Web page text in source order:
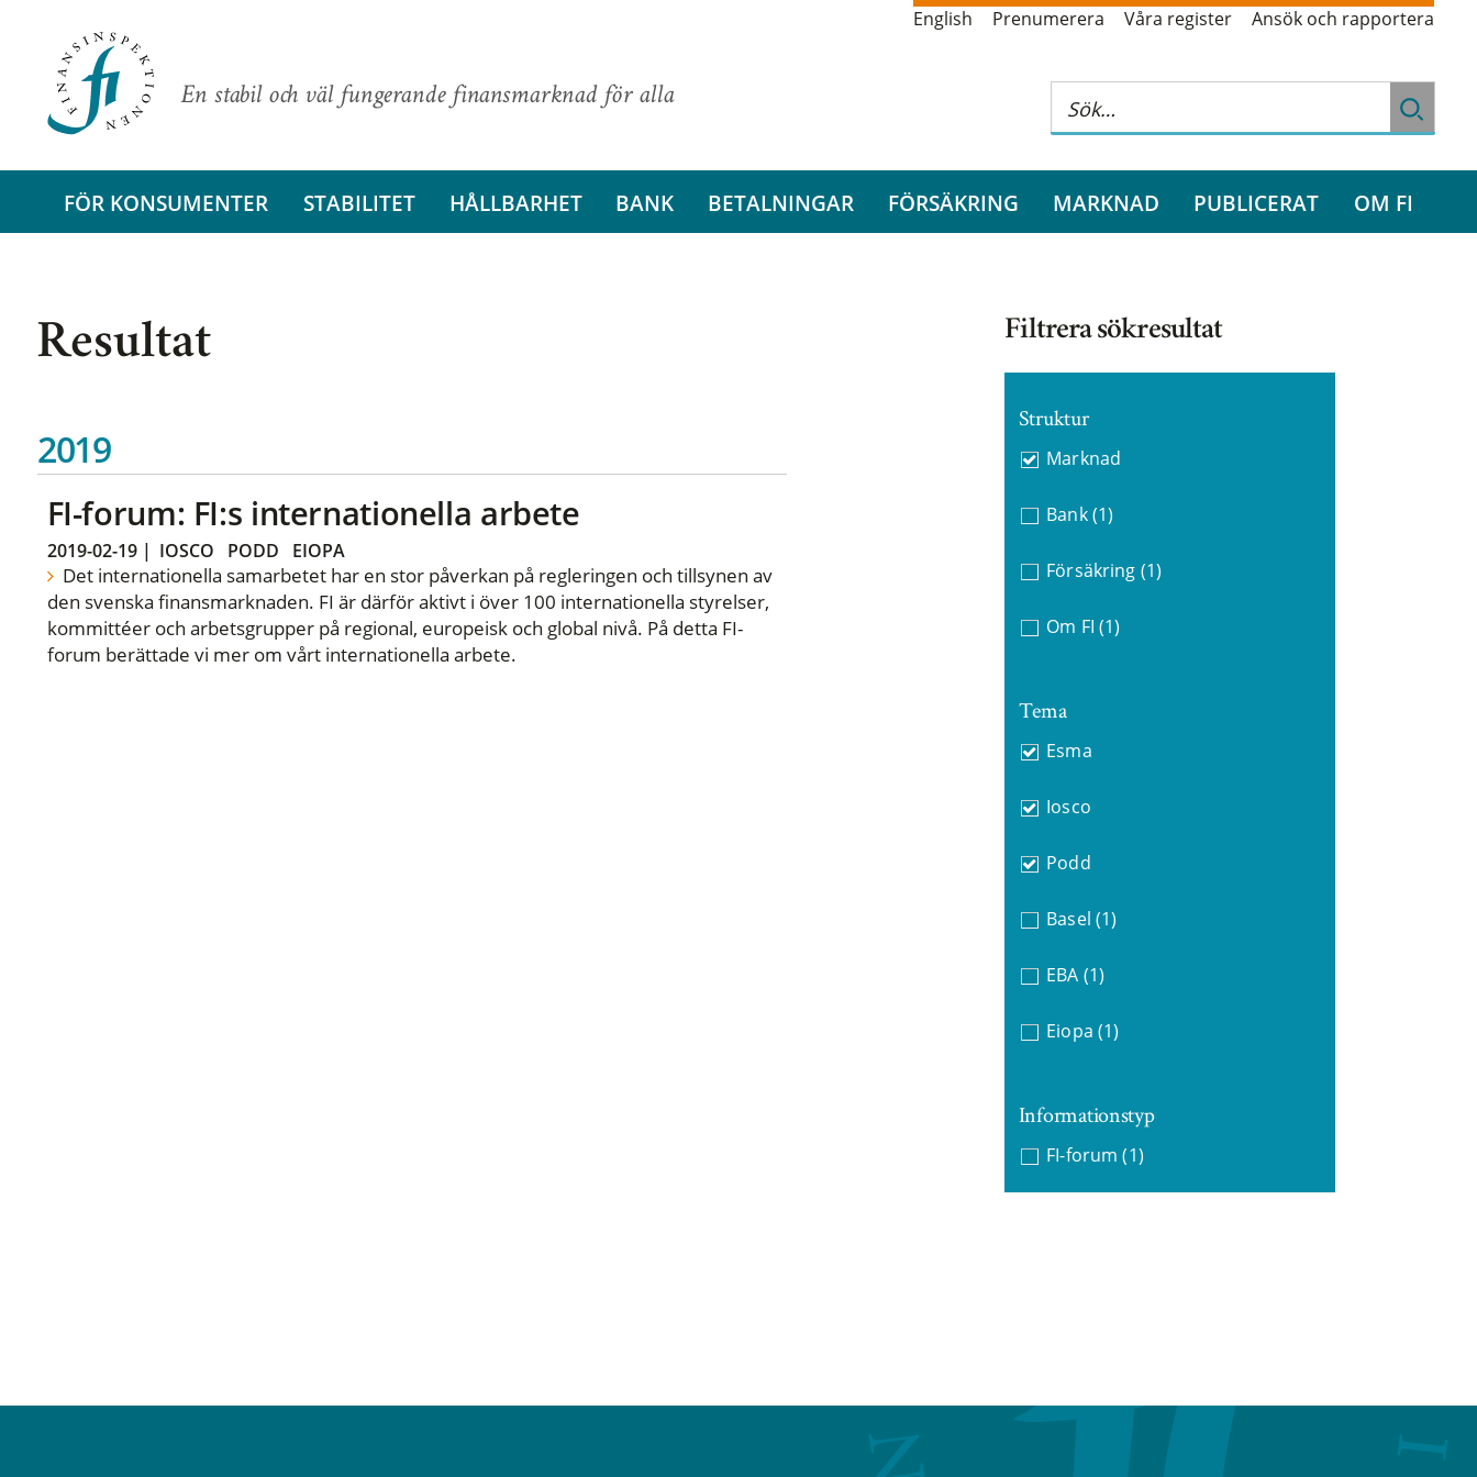
En stabil och väl fungerande finansmarknad för alla
English Prenumerera Våra register Ansök och rapportera
FÖR KONSUMENTER STABILITET HÅLLBARHET BANK BETALNINGAR FÖRSÄKRING MARKNAD PUBLICERAT OM FI
Resultat
2019
FI-forum: FI:s internationella arbete
2019-02-19| IOSCO PODD EIOPA
Det internationella samarbetet har en stor påverkan på regleringen och tillsynen av
den svenska finansmarknaden. FI är därför aktivt i över 100 internationella styrelser,
kommittéer och arbetsgrupper på regional, europeisk och global nivå. På detta FI-
forum berättade vi mer om vårt internationella arbete.
Filtrera sökresultat
Struktur
Marknad
Bank (1)
Försäkring (1)
Om FI (1)
Tema
Esma
Iosco
Podd
Basel (1)
EBA (1)
Eiopa (1)
Informationstyp
FI-forum (1)